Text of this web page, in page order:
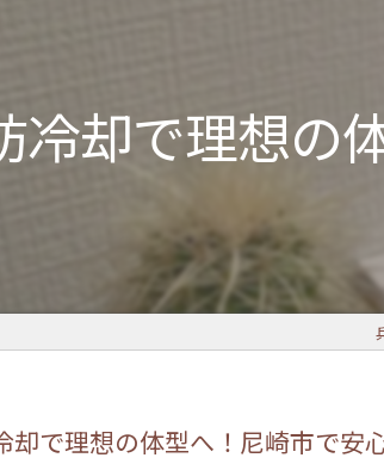
冷却で理想の
却で理想の体型へ！尼崎市で安